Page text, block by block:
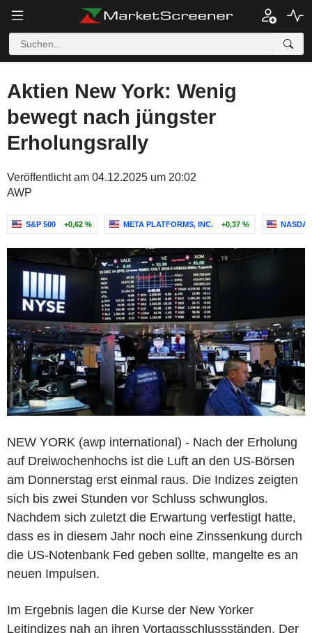
Aktien New York: Wenig
bewegt nach jüngster
Erholungsrally
Veröffentlicht am 04.12.2025 um 20:02
AWP
S&P 500 +0,62 % META PLATFORMS, INC. +0,37 %
NEW YORK (awp international) - Nach der Erholung
auf Dreiwochenhochs ist die Luft an den US-Börsen
am Donnerstag erst einmal raus. Die Indizes zeigten
sich bis zwei Stunden vor Schluss schwunglos.
Nachdem sich zuletzt die Erwartung verfestigt hatte,
dass es in diesem Jahr noch eine Zinssenkung durch
die US-Notenbank Fed geben sollte, mangelte es an
neuen Impulsen.
Im Ergebnis lagen die Kurse der New Yorker
Leitindizes nah an ihren Vortagsschlussständen. Der